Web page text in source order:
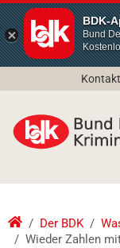
BDK-
Bund
Kontakt
Der BDK
Wieder Zahlen